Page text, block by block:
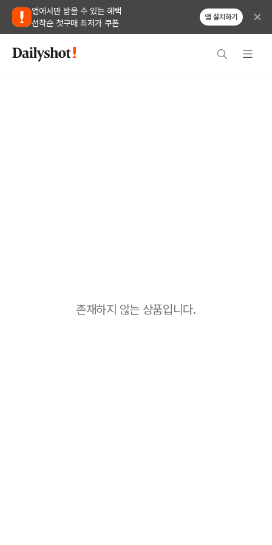
앱에서만 받을 수 있는 혜택
선착순 첫구매 최저가 쿠폰
앱 설치하기
존재하지 않는 상품입니다.